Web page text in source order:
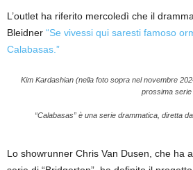
L’outlet ha riferito mercoledì che il
Bleidner “Se vivessi qui saresti famoso
Calabasas.”
Kim Kardashian (nella foto sopra nel novembre
prossima serie
“Calabasas” è una serie drammatica, diretta
Lo showrunner Chris Van Dusen, che ha